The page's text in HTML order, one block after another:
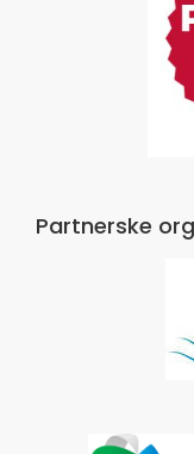
Partnerske